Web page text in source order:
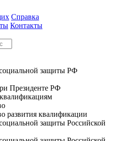
Справка
Контакты
защиты РФ
Президенте РФ
развития квалификации
защиты Российской